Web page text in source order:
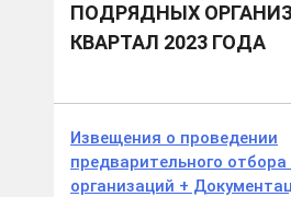
ПОДРЯДНЫХ
КВАРТАЛ 2023 ГОДА
Извещения о проведении
предварительного
организаций +